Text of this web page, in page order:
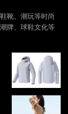
靴、潮玩等时尚
牌、球鞋文化等